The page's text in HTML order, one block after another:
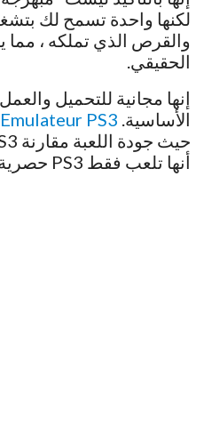
لكنها واحدة تسمح لك
والقرص الذي تملكه ، مما
الحقيقي.
إنها مجانية للتحميل
الأساسية. Emulateur PS3
أنها تلعب فقط PS3 حصرية.